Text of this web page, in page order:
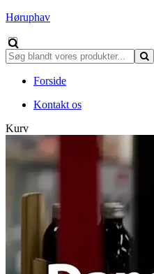
Høruphav
Forside
Kontakt os
Kurv